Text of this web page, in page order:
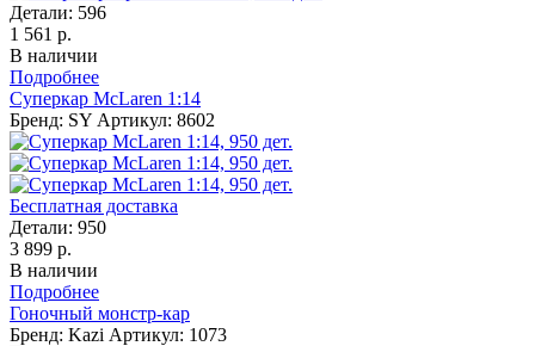
Детали: 596
1 561 р.
В наличии
Подробнее
Суперкар McLaren 1:14
Бренд: SY Артикул: 8602
Бесплатная доставка
Детали: 950
3 899 р.
В наличии
Подробнее
Гоночный монстр-кар
Бренд: Kazi Артикул: 1073